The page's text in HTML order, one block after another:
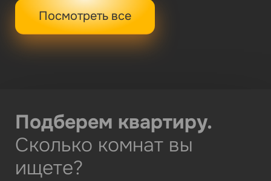
Посмотреть все
Подберем квартиру.
Сколько комнат вы
ищете?
95%